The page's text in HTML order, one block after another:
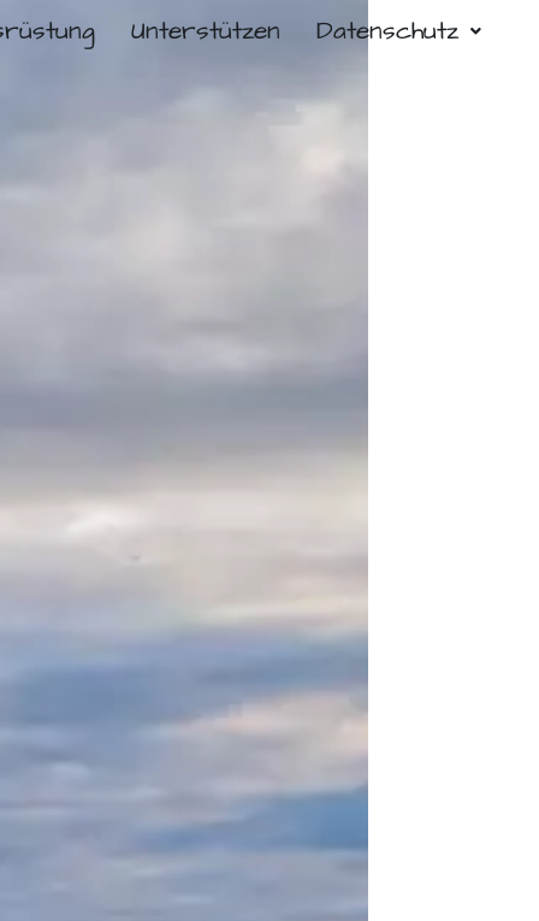
Unterstützen Datenschutz